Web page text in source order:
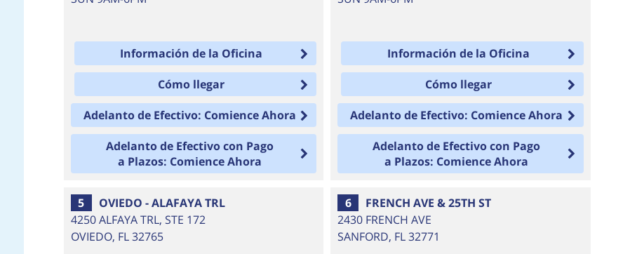
Información de la Oficina
Cómo llegar
Adelanto de Efectivo: Comience Ahora
Adelanto de Efectivo con Pago
a Plazos: Comience Ahora
Información de la Oficina
Cómo llegar
Adelanto de Efectivo: Comience Ahora
Adelanto de Efectivo con Pago
a Plazos: Comience Ahora
5
OVIEDO - ALAFAYA TRL
4250 ALFAYA TRL, STE 172
OVIEDO, FL 32765
6
FRENCH AVE & 25TH ST
2430 FRENCH AVE
SANFORD, FL32771